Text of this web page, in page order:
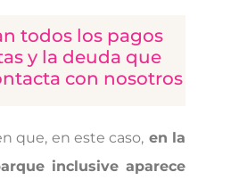
todos los pagos
y la deuda que
con nosotros
que, en este caso, en la
inclusive aparece